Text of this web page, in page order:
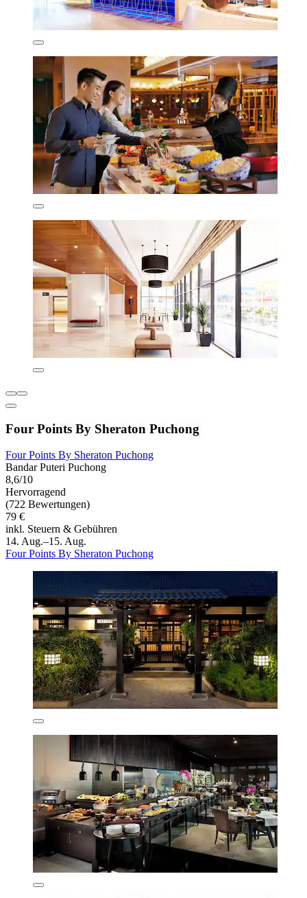
Four Points By Sheraton Puchong
Four Points By Sheraton Puchong
Bandar Puteri Puchong
8,6/10
Hervorragend
(722 Bewertungen)
79 €
inkl. Steuern & Gebühren
14. Aug.–15. Aug.
Four Points By Sheraton Puchong